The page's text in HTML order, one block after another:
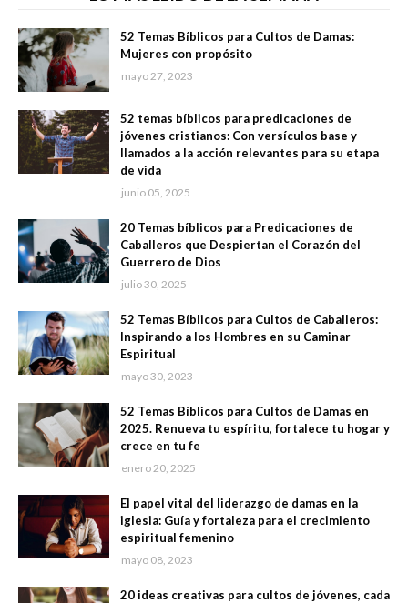
52 Temas Bíblicos para Cultos de Damas:
Mujeres con propósito
mayo 27, 2023
52 temas bíblicos para predicaciones de
jóvenes cristianos: Con versículos base y
llamados a la acción relevantes para su etapa
de vida
junio 05, 2025
20 Temas bíblicos para Predicaciones de
Caballeros que Despiertan el Corazón del
Guerrero de Dios
julio 30, 2025
52 Temas Bíblicos para Cultos de Caballeros:
Inspirando a los Hombres en su Caminar
Espiritual
mayo 30, 2023
52 Temas Bíblicos para Cultos de Damas en
2025. Renueva tu espíritu, fortalece tu hogar y
crece en tu fe
enero 20, 2025
El papel vital del liderazgo de damas en la
iglesia: Guía y fortaleza para el crecimiento
espiritual femenino
mayo 08, 2023
20 ideas creativas para cultos de jóvenes, cada